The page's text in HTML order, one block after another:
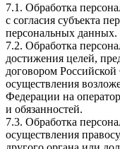
7.1. Обработка
с согласия субъекта
персональных данных.
7.2. Обработка
достижения целей,
договором
осуществления
Федерации на
и обязанностей.
7.3. Обработка
осуществления